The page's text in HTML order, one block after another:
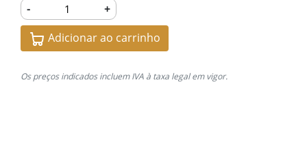
- +
Adicionar ao carrinho
Os preços indicados incluem IVA à taxa legal em vigor.